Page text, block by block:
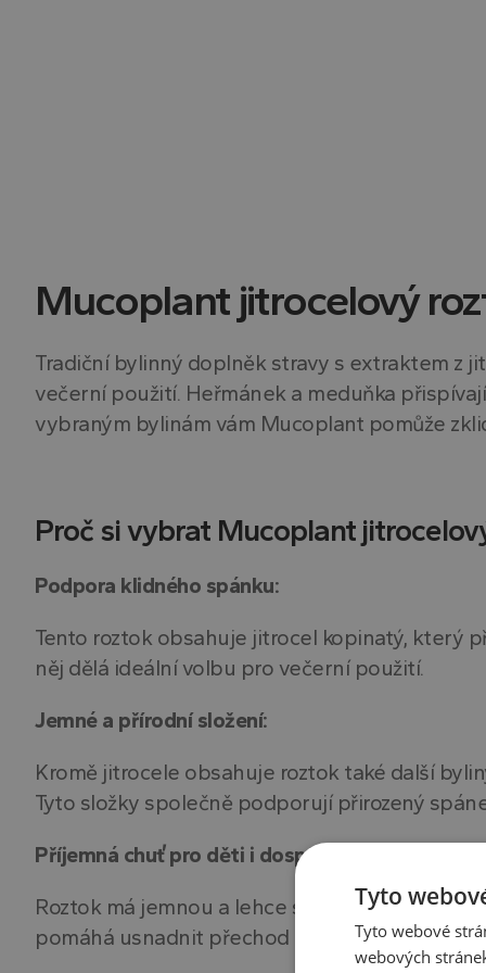
Mucoplant jitrocelový
Tradiční bylinný doplněk stravy s extraktem z
večerní použití. Heřmánek a meduňka
vybraným bylinám vám Mucoplant pomůže
Proč si vybrat Mucoplant
Podpora klidného spánku:
Tento roztok obsahuje jitrocel kopinatý, který
něj dělá ideální volbu pro večerní použití.
Jemné a přírodní složení:
Kromě jitrocele obsahuje roztok také další
Tyto složky společně podporují přirozený
Příjemná chuť pro děti i dospělé:
Roztok má jemnou a lehce sladkou chuť,
pomáhá usnadnit přechod do klidného
Tyto
Tyto webové
webových